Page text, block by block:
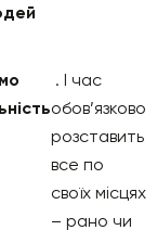
. І час
обов’язково
розставить
все по
своїх місцях
– рано чи